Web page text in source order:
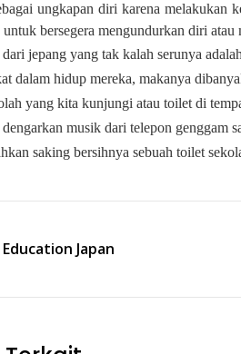
ungkapan diri karena melakukan
untuk bersegera mengundurkan diri
jepang yang tak kalah serunya
dalam hidup mereka, makanya
yang kita kunjungi atau toilet di
musik dari telepon genggam
saking bersihnya sebuah toilet
Japan